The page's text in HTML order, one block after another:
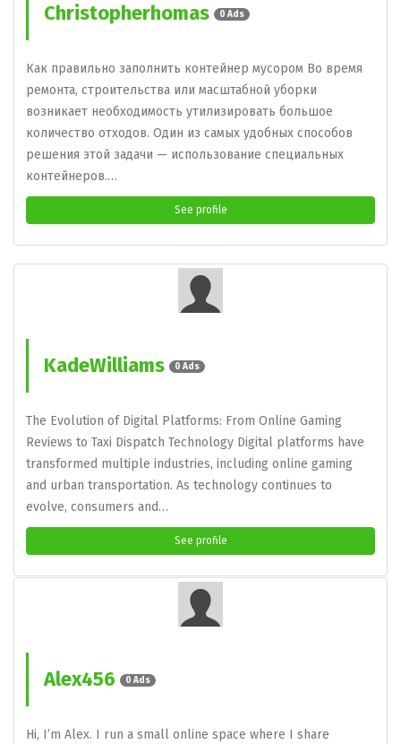
Christopherhomas 0 Ads
Как правильно заполнить контейнер мусором Во время
ремонта, строительства или масштабной уборки
возникает необходимость утилизировать большое
количество отходов. Один из самых удобных способов
решения этой задачи — использование специальных
контейнеров.…
See profile
KadeWilliams 0 Ads
The Evolution of Digital Platforms: From Online Gaming
Reviews to Taxi Dispatch Technology Digital platforms have
transformed multiple industries, including online gaming
and urban transportation. As technology continues to
evolve, consumers and…
See profile
Alex456 0 Ads
Hi, I’m Alex. I run a small online space where I share